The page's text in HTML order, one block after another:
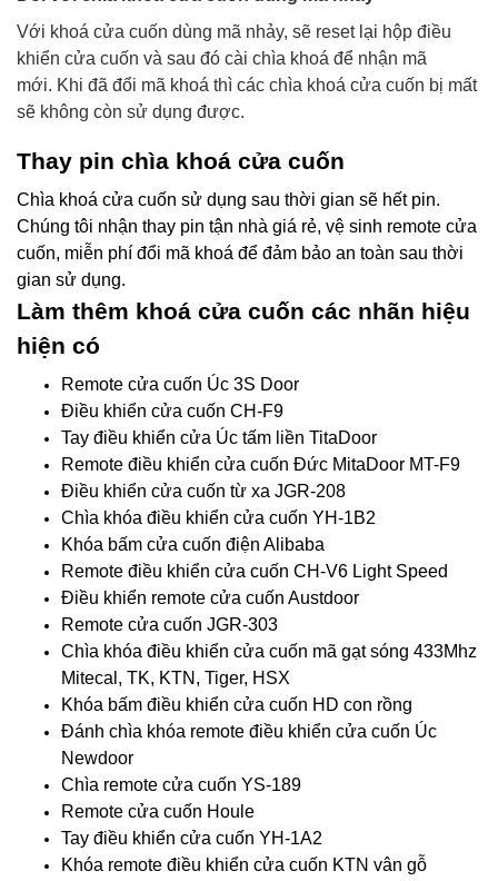
Với khoá cửa cuốn dùng mã nhảy, sẽ reset lại hộp điều
khiển cửa cuốn và sau đó cài chìa khoá để nhận mã
mới. Khi đã đổi mã khoá thì các chìa khoá cửa cuốn bị mất
sẽ không còn sử dụng được.
Thay pin chìa khoá cửa cuốn
Chìa khoá cửa cuốn sử dụng sau thời gian sẽ hết pin.
Chúng tôi nhận thay pin tận nhà giá rẻ, vệ sinh remote cửa
cuốn, miễn phí đổi mã khoá để đảm bảo an toàn sau thời
gian sử dụng.
Làm thêm khoá cửa cuốn các nhãn hiệu
hiện có
Remote cửa cuốn Úc 3S Door
Điều khiển cửa cuốn CH-F9
Tay điều khiển cửa Úc tấm liền TitaDoor
Remote điều khiển cửa cuốn Đức MitaDoor MT-F9
Điều khiển cửa cuốn từ xa JGR-208
Chìa khóa điều khiển cửa cuốn YH-1B2
Khóa bấm cửa cuốn điện Alibaba
Remote điều khiển cửa cuốn CH-V6 Light Speed
Điều khiển remote cửa cuốn Austdoor
Remote cửa cuốn JGR-303
Chìa khóa điều khiển cửa cuốn mã gạt sóng 433Mhz
Mitecal, TK, KTN, Tiger, HSX
Khóa bấm điều khiển cửa cuốn HD con rồng
Đánh chìa khóa remote điều khiển cửa cuốn Úc
Newdoor
Chìa remote cửa cuốn YS-189
Remote cửa cuốn Houle
Tay điều khiển cửa cuốn YH-1A2
Khóa remote điều khiển cửa cuốn KTN vân gỗ